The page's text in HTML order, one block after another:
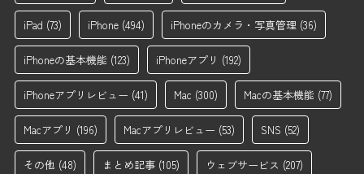
iPad (73) iPhone (494) iPhoneのカメラ・写真管理 (36)
iPhoneの基本機能 (123) iPhoneアプリ (192)
iPhoneアプリレビュー (41) Mac (300) Macの基本機能 (77)
Macアプリ (196) Macアプリレビュー (53) SNS (52)
その他 (48) まとめ記事 (105) ウェブサービス (207)